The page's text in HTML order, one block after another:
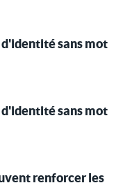
sans mot
sans mot
renforcer les